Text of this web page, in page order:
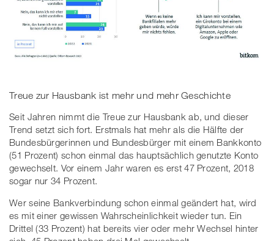
Treue zur Hausbank ist mehr und mehr Geschichte
Seit Jahren nimmt die Treue zur Hausbank ab, und dieser
Trend setzt sich fort. Erstmals hat mehr als die Hälfte der
Bundesbürgerinnen und Bundesbürger mit einem Bankkonto
(51 Prozent) schon einmal das hauptsächlich genutzte Konto
gewechselt. Vor einem Jahr waren es erst 47 Prozent, 2018
sogar nur 34 Prozent.
Wer seine Bankverbindung schon einmal geändert hat, wird
es mit einer gewissen Wahrscheinlichkeit wieder tun. Ein
Drittel (33 Prozent) hat bereits vier oder mehr Wechsel hinter